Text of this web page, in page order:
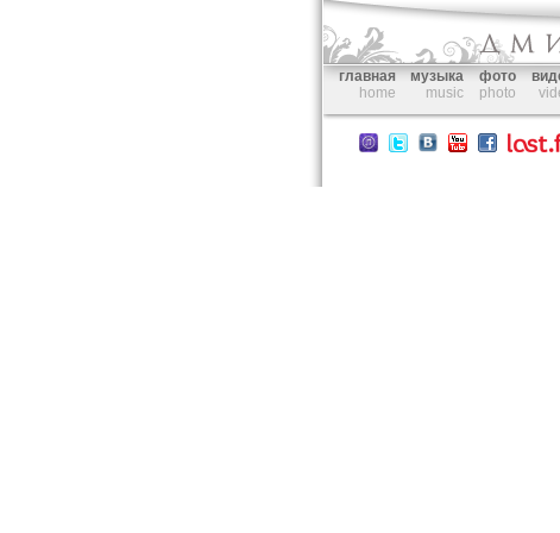
главная музыка фото
home
music photo